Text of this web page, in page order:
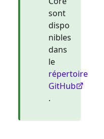
sont
dispo
nibles
dans
le
répertoire
GitHub
.